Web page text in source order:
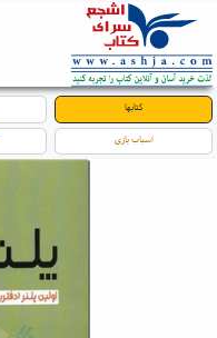
کتابها
اسباب بازی